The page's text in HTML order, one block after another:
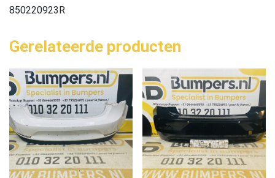
850220923R
Gerelateerde producten